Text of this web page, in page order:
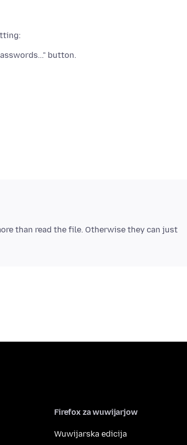
than read the file. Otherwise they can just
Firefox za wuwijarjow
Wuwijarska edicija